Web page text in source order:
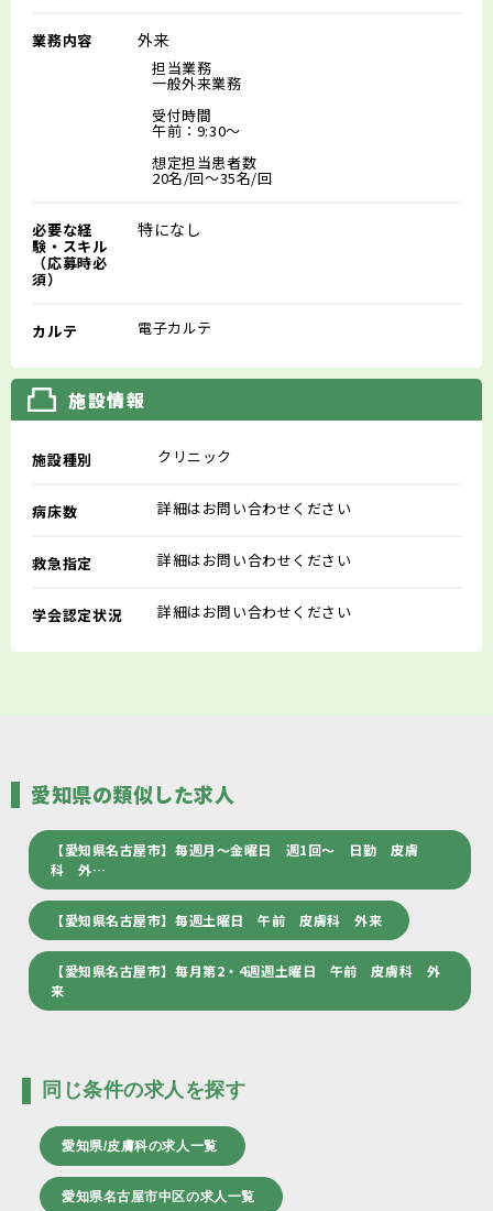
業務内容 外来
担当業務
一般外来業務
受付時間
午前：9:30～
想定担当患者数
20名/回～35名/回
必要な経
験・スキル
（応募時必
須）
特になし
カルテ 電子カルテ
施設情報
施設種別 クリニック
病床数 詳細はお問い合わせください
救急指定 詳細はお問い合わせください
学会認定状況 詳細はお問い合わせください
愛知県の類似した求人
【愛知県名古屋市】毎週月～金曜日 週1回～ 日勤 皮膚
科 外…
【愛知県名古屋市】毎週土曜日 午前 皮膚科 外来
【愛知県名古屋市】毎月第2・4週週土曜日 午前 皮膚科 外
来
同じ条件の求人を探す
愛知県/皮膚科の求人一覧
愛知県名古屋市中区の求人一覧